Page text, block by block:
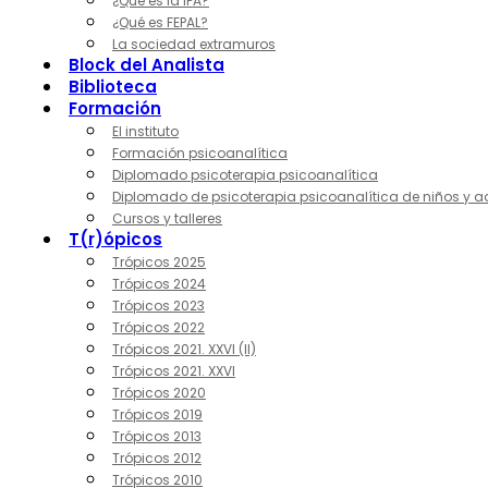
¿Qué es FEPAL?
La sociedad extramuros
Block del Analista
Biblioteca
Formación
El instituto
Formación psicoanalítica
Diplomado psicoterapia psicoanalítica
Diplomado de psicoterapia psicoanalítica de niños y
Cursos y talleres
T(r)ópicos
Trópicos 2025
Trópicos 2024
Trópicos 2023
Trópicos 2022
Trópicos 2021. XXVI (II)
Trópicos 2021. XXVI
Trópicos 2020
Trópicos 2019
Trópicos 2013
Trópicos 2012
Trópicos 2010